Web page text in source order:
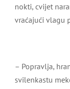
nokti, cvijet
vraćajući vlagu
– Popravlja,
svilenkastu